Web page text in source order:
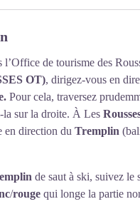
l’Office de tourisme des
OT), dirigez-vous en
Pour cela, traversez
la sur la droite. À Les
en direction du Tremplin
de saut à ski, suivez le
/rouge qui longe la partie